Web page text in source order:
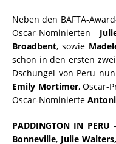
Neben den BAFTA-
Oscar-Nominierten
Broadbent, sowie
schon in den ersten
Dschungel von Peru
Emily Mortimer, Oscar-
Oscar-Nominierte
PADDINGTON IN PERU
Bonneville, Julie